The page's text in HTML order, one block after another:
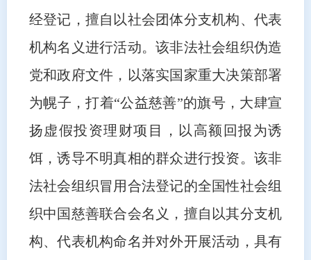
经登记，擅自以社会团体分支机构、代表
机构名义进行活动。该非法社会组织伪造
党和政府文件，以落实国家重大决策部署
为幌子，打着“公益慈善”的旗号，大肆宣
扬虚假投资理财项目，以高额回报为诱
饵，诱导不明真相的群众进行投资。该非
法社会组织冒用合法登记的全国性社会组
织中国慈善联合会名义，擅自以其分支机
构、代表机构命名并对外开展活动，具有